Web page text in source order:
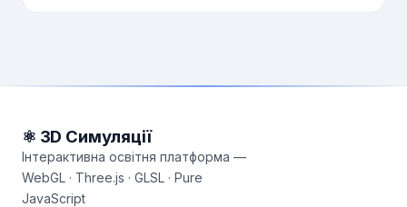
⚛ 3D Симуляції
Інтерактивна освітня платформа —
WebGL · Three.js · GLSL · Pure
JavaScript